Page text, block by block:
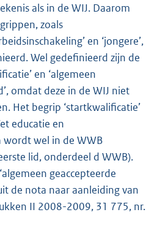
als in de WIJ. Daarom
zoals
en ‘jongere’,
Wel gedefinieerd zijn de
en ‘algemeen
omdat deze in de WIJ niet
Het begrip ‘startkwalificatie’
educatie en
wel in de WWB
lid, onderdeel d WWB).
geaccepteerde
de nota naar aanleiding van
II 2008-2009, 31 775, nr.